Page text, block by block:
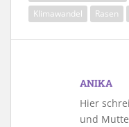
Klimawandel
Rasen
ANIKA
Hier
und